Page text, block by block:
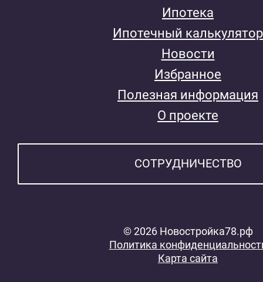
Ипотека
Ипотечный калькулятор
Новости
Избранное
Полезная информация
О проекте
СОТРУДНИЧЕСТВО
© 2026 Новостройка78.рф
Политика
Карта сайта